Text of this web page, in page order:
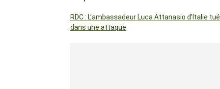
RDC : L’ambassadeur Luca Attanasio d’Italie tué
dans une attaque